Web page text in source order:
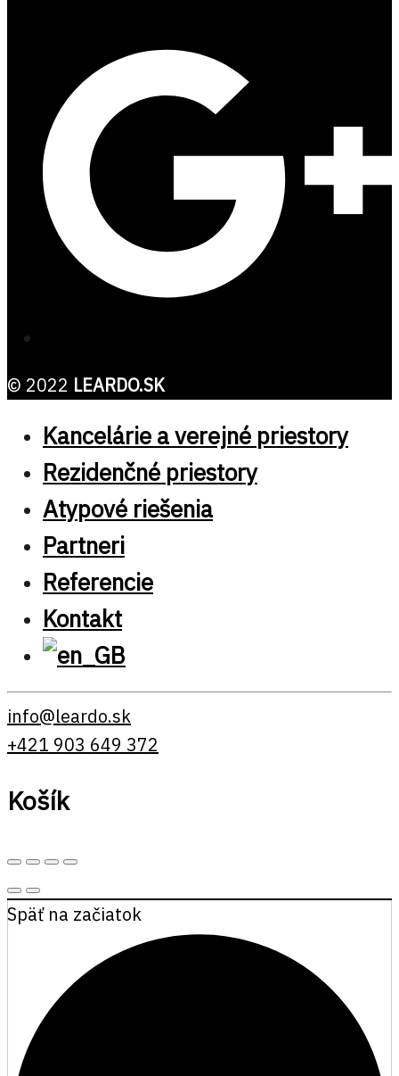
© 2022 LEARDO.SK
Kancelárie a verejné priestory
Rezidenčné priestory
Atypové riešenia
Partneri
Referencie
Kontakt
info@leardo.sk
+421 903 649 372
Košík
Späť na začiatok